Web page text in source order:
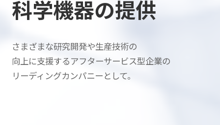
科学機器の提供
さまざまな研究開発や生産技術の
向上に支援するアフターサービス型企業の
リーディングカンパニーとして。